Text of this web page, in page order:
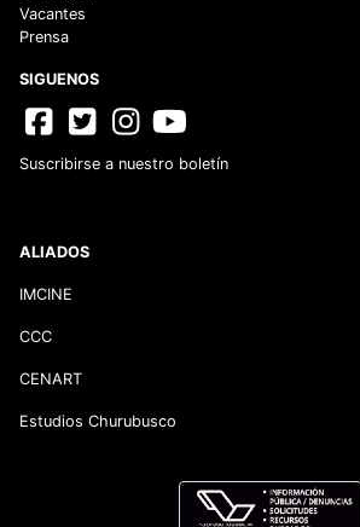
Vacantes
Prensa
SIGUENOS
Suscribirse a nuestro boletín
ALIADOS
IMCINE
CCC
CENART
Estudios Churubusco